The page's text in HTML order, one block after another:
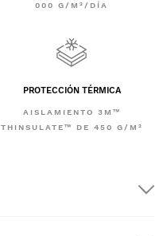
000 G/M²/DÍA
PROTECCIÓN TÉRMICA
AISLAMIENTO 3M™
THINSULATE™ DE 450 G/M²